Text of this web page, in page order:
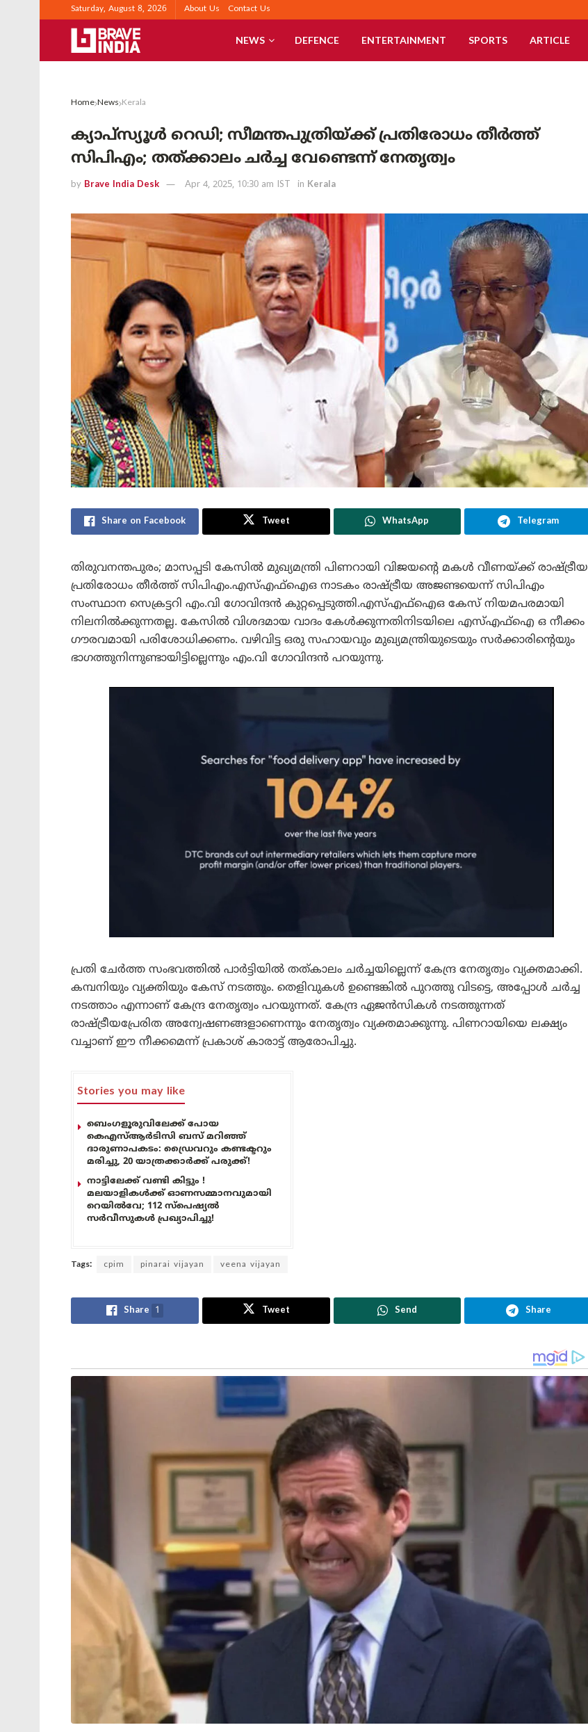
Saturday, August 8, 2026 About Us Contact Us
NEWS DEFENCE ENTERTAINMENT SPORTS ARTICLE
Home News Kerala
ക്യാപ്‌സ്യൂൾ റെഡി; സീമന്തപുത്രിയ്ക്ക് പ്രതിരോധം തീർത്ത്
സിപിഎം; തത്ക്കാലം ചർച്ച വേണ്ടെന്ന് നേതൃത്വം
by Brave India Desk Apr 4, 2025, 10:30 am IST in Kerala
Share on Facebook Tweet WhatsApp Telegram
തിരുവനന്തപുരം; മാസപ്പടി കേസിൽ മുഖ്യമന്ത്രി പിണറായി വിജയന്റെ മകൾ വീണയ്ക്ക് രാഷ്ട്രീയ
പ്രതിരോധം തീർത്ത് സിപിഎം.എസ്എഫ്‌ഐഒ നാടകം രാഷ്ട്രീയ അജണ്ടയെന്ന് സിപിഎം
സംസ്ഥാന സെക്രട്ടറി എം.വി ഗോവിന്ദൻ കുറ്റപ്പെടുത്തി.എസ്എഫ്‌ഐഒ കേസ് നിയമപരമായി
നിലനിൽക്കുന്നതല്ല. കേസിൽ വിശദമായ വാദം കേൾക്കുന്നതിനിടയിലെ എസ്എഫ്‌ഐ ഒ നീക്കം
ഗൗരവമായി പരിശോധിക്കണം. വഴിവിട്ട ഒരു സഹായവും മുഖ്യമന്ത്രിയുടെയും സർക്കാരിന്റെയും
ഭാഗത്തുനിന്നുണ്ടായിട്ടില്ലെന്നും എം.വി ഗോവിന്ദൻ പറയുന്നു.
പ്രതി ചേർത്ത സംഭവത്തിൽ പാർട്ടിയിൽ തത്കാലം ചർച്ചയില്ലെന്ന് കേന്ദ്ര നേതൃത്വം വ്യക്തമാക്കി.
കമ്പനിയും വ്യക്തിയും കേസ് നടത്തും. തെളിവുകൾ ഉണ്ടെങ്കിൽ പുറത്തു വിടട്ടെ, അപ്പോൾ ചർച്ച
നടത്താം എന്നാണ് കേന്ദ്ര നേതൃത്വം പറയുന്നത്. കേന്ദ്ര ഏജൻസികൾ നടത്തുന്നത്
രാഷ്ട്രീയപ്രേരിത അന്വേഷണങ്ങളാണെന്നും നേതൃത്വം വ്യക്തമാക്കുന്നു. പിണറായിയെ ലക്ഷ്യം
വച്ചാണ് ഈ നീക്കമെന്ന് പ്രകാശ് കാരാട്ട് ആരോപിച്ചു.
Stories you may like
ബെംഗളൂരുവിലേക്ക് പോയ
കെഎസ്ആർടിസി ബസ് മറിഞ്ഞ്
ദാരുണാപകടം: ഡ്രൈവറും കണ്ടക്ടറും
മരിച്ചു, 20 യാത്രക്കാർക്ക് പരുക്ക്!
നാട്ടിലേക്ക് വണ്ടി കിട്ടും !
മലയാളികൾക്ക് ഓണസമ്മാനവുമായി
റെയിൽവേ; 112 സ്പെഷ്യൽ
സർവീസുകൾ പ്രഖ്യാപിച്ചു!
Tags: cpim pinarai vijayan veena vijayan
Share 1 Tweet Send Share